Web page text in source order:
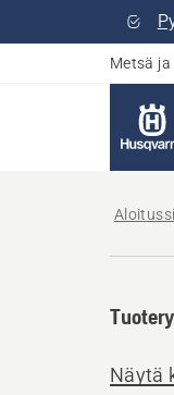
Metsä
Näytä